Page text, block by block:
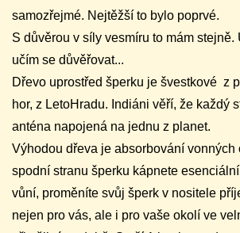
samozřejmé. Nejtěžší to bylo poprvé.
S důvěrou v síly vesmíru to mám stejně.
učím se důvěřovat...
Dřevo uprostřed šperku je švestkové z
hor, z LetoHradu. Indiáni věří, že každý
anténa napojená na jednu z planet.
Výhodou dřeva je absorbování vonných
spodní stranu šperku kápnete
vůní, proměníte svůj šperk v nositele
nejen pro vás, ale i pro vaše okolí ve